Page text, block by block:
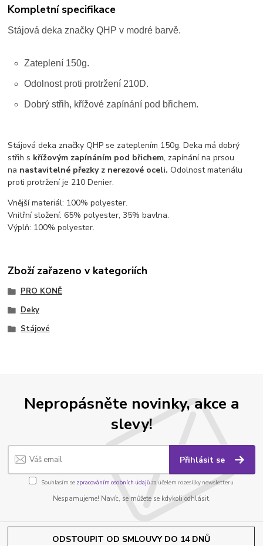
Kompletní specifikace
Stájová deka značky QHP v modré barvě.
Zateplení 150g.
Odolnost proti protržení 210D.
Dobrý střih, křížové zapínání pod břichem.
Stájová deka značky QHP se zateplením 150g. Deka má dobrý
střih s křížovým zapínáním pod břichem, zapínání na prsou
na nastavitelné přezky z nerezové oceli. Odolnost materiálu
proti protržení je 210 Denier.
Vnější materiál: 100% polyester.
Vnitřní složení: 65% polyester, 35% bavlna.
Výplň: 100% polyester.
Zboží zařazeno v kategoriích
PRO KONĚ
Deky
Stájové
Nepropásněte novinky, akce a
slevy!
Přihlásit se
Souhlasím se zpracováním osobních údajůza účelem rozesílky newsletteru.
Nespamujeme! Navíc, se můžete se kdykoli odhlásit.
ODSTOUPIT OD SMLOUVY DO 14 DNŮ